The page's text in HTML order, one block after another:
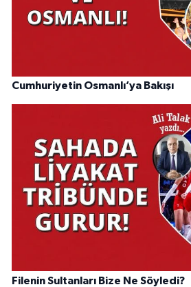
Cumhuriyetin Osmanlı’ya Bakışı
Filenin Sultanları Bize Ne Söyledi?